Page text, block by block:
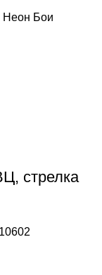
Неон Бои
стрелка